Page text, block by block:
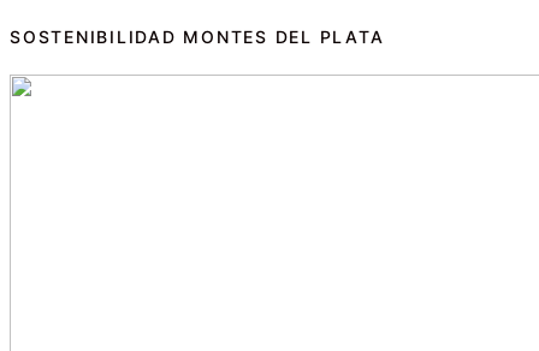
SOSTENIBILIDAD MONTES DEL PLATA